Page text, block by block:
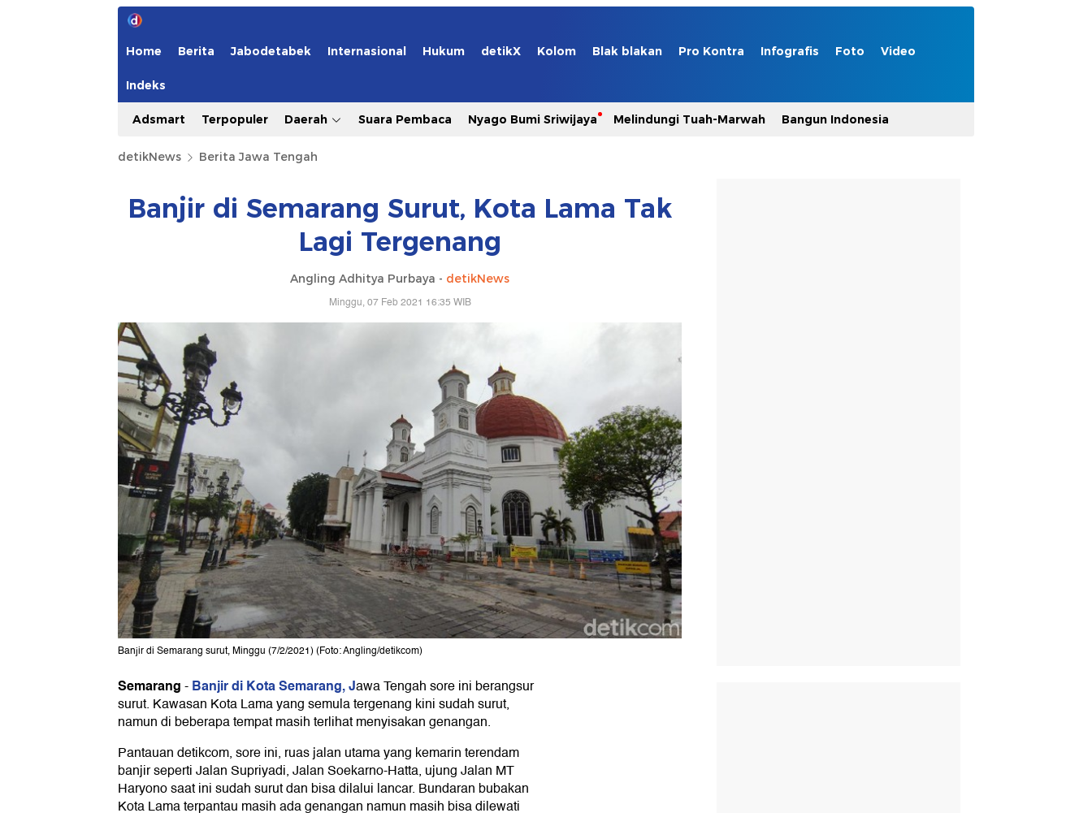
Home Berita Jabodetabek Internasional Hukum detikX Kolom Blak blakan Pro Kontra Infografis Foto Video
Indeks
Adsmart Terpopuler Daerah Suara Pembaca Nyago Bumi Sriwijaya Melindungi Tuah-Marwah Bangun Indonesia
detikNews Berita Jawa Tengah
Banjir di Semarang Surut, Kota Lama Tak
Lagi Tergenang
Angling Adhitya Purbaya - detikNews
Minggu, 07 Feb 2021 16:35 WIB
Banjir di Semarang surut, Minggu (7/2/2021) (Foto: Angling/detikcom)
Semarang-Banjir di Kota Semarang, Jawa Tengah sore ini berangsur
surut. Kawasan Kota Lama yang semula tergenang kini sudah surut,
namun di beberapa tempat masih terlihat menyisakan genangan.
Pantauan detikcom, sore ini, ruas jalan utama yang kemarin terendam
banjir seperti Jalan Supriyadi, Jalan Soekarno-Hatta, ujung Jalan MT
Haryono saat ini sudah surut dan bisa dilalui lancar. Bundaran bubakan
Kota Lama terpantau masih ada genangan namun masih bisa dilewati